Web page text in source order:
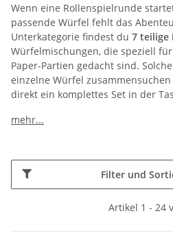
Wenn eine Rollenspielrunde
passende Würfel fehlt das
Unterkategorie findest du 7 teilige
Würfelmischungen, die speziell
Paper-Partien gedacht sind.
einzelne Würfel
direkt ein komplettes Set in der
mehr...
Filter und
Artikel 1 - 24